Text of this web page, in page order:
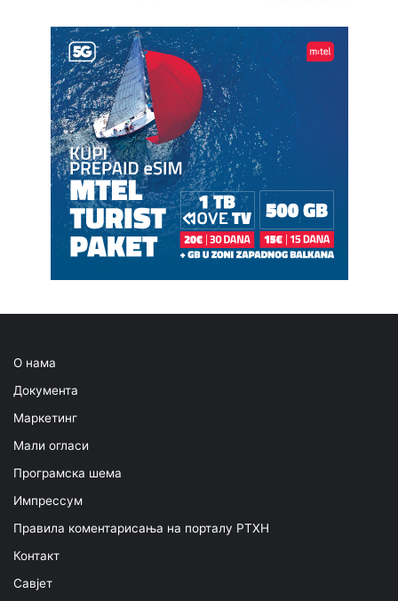
О нама
Документа
Маркетинг
Мали огласи
Програмска шема
Импрессум
Правила коментарисања на порталу РТХН
Контакт
Савјет